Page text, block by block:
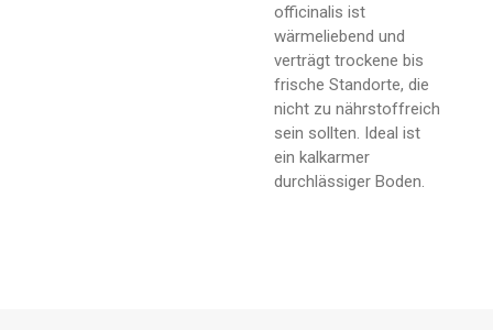
officinalis ist
wärmeliebend und
verträgt trockene bis
frische Standorte, die
nicht zu nährstoffreich
sein sollten. Ideal ist
ein kalkarmer
durchlässiger Boden.